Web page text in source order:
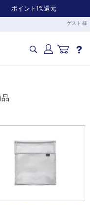
ポイント1%還元
ゲスト 様